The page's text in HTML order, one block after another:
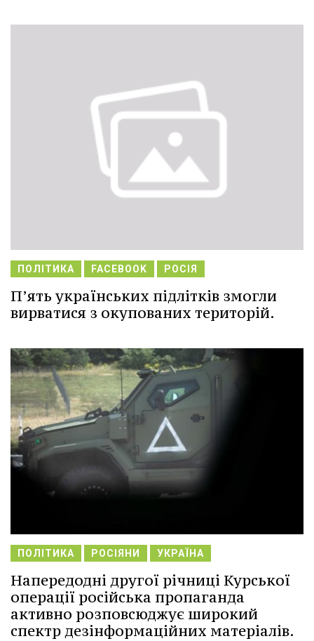
ПОЛІТИКА FACEBOOK РОСІЯ
П’ять українських підлітків змогли
вирватися з окупованих територій.
ПОЛІТИКА РОСІЯНИ УКРАЇНА
Напередодні другої річниці Курської
операції російська пропаганда
активно розповсюджує широкий
спектр дезінформаційних матеріалів.